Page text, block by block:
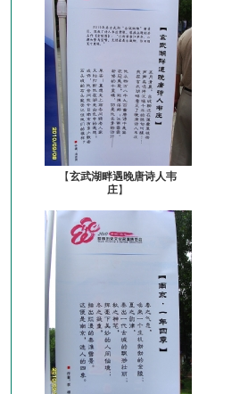
【玄武湖畔遇晚唐诗人韦
庄】